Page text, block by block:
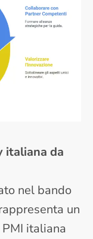
italiana da
nel bando
un
italiana